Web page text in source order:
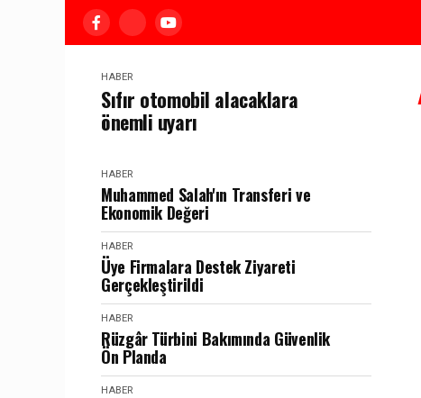
HABER
Sıfır otomobil alacaklara
önemli uyarı
HABER
Muhammed Salah'ın Transferi ve
Ekonomik Değeri
HABER
Üye Firmalara Destek Ziyareti
Gerçekleştirildi
HABER
Rüzgâr Türbini Bakımında Güvenlik
Ön Planda
HABER